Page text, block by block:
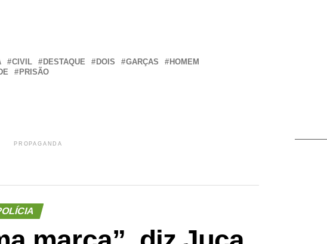
CIVIL DESTAQUE DOIS GARÇAS
HOMEM
PRISÃO
PROPAGANDA